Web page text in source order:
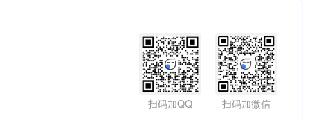
扫码加QQ 扫码加微信